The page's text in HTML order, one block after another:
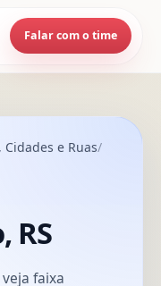
Falar com o time
Cidades e Ruas
RS
veja faixa